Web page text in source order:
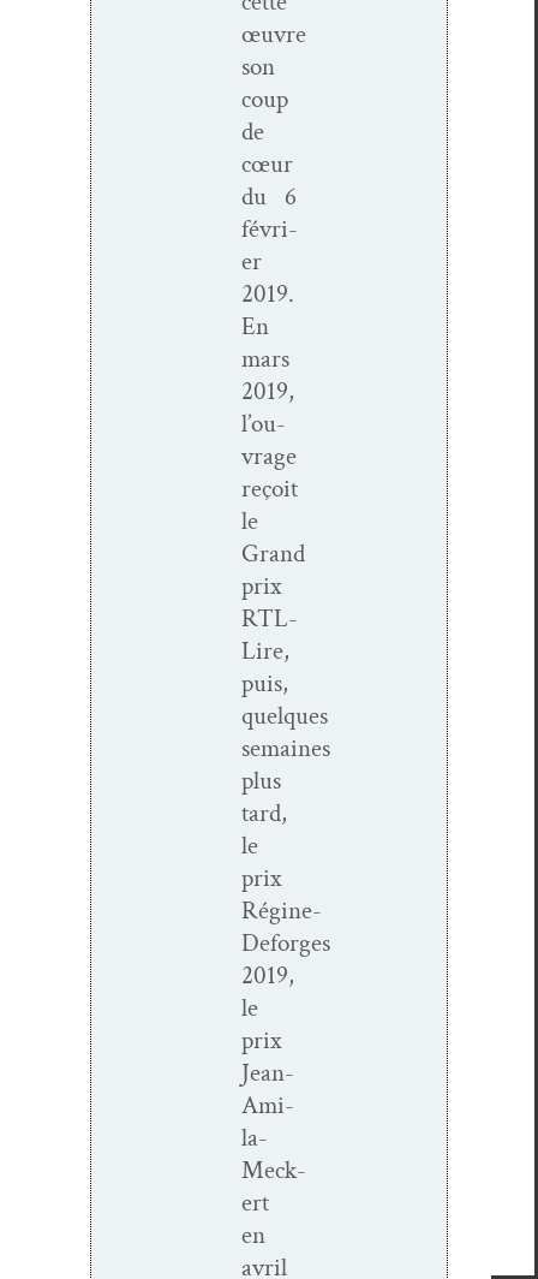
œuvre
son
coup
de
cœur
du 6
févri­
er
2019.
En
mars
2019,
l’ou­
vrage
reçoit
le
Grand
prix
RTL-
Lire,
puis,
quelques
semaines
plus
tard,
le
prix
Régine-
Deforges
2019,
le
prix
Jean-
Ami­
la-
Meck­­
ert
en
avril